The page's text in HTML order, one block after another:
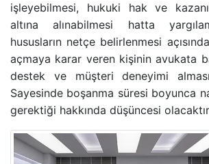
İZALE-I ŞUYU DAVASI
TAŞINMAZ SATIŞ VAADI
ECRIMISIL DAVASI
işleyebilmesi, hukuki hak ve
altına alınabilmesi hatta
hususların netçe belirlenmesi
açmaya karar veren kişinin avukata
destek ve müşteri deneyimi
Sayesinde boşanma süresi boyunca
gerektiği hakkında düşüncesi